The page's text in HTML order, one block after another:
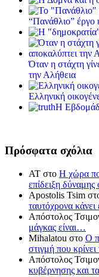
“Πανάθλιο” έργο
Όταν η στάχτη
την Αλήθεια
Ελληνική
Η
Πρόσφατα σχόλια
ΑΤ στο Η χώρα
επίδειξη δύναμης
Apostolis Tsim
ταυτόχρονα κάνει
Απόστολος
μάγκας είναι…
Mihalatou στο Ο
στιγμή που
Απόστολος
κυβέρνησης και